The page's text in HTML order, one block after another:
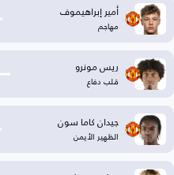
أمير إبراهيموف
مهاجم
ريس مونرو
قلب دفاع
جيدان كاما سون
الظهير الأيمن